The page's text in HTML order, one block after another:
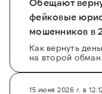
фейковые
мошенников в
Как вернуть
на второй обман
15 июня 2026 г. в